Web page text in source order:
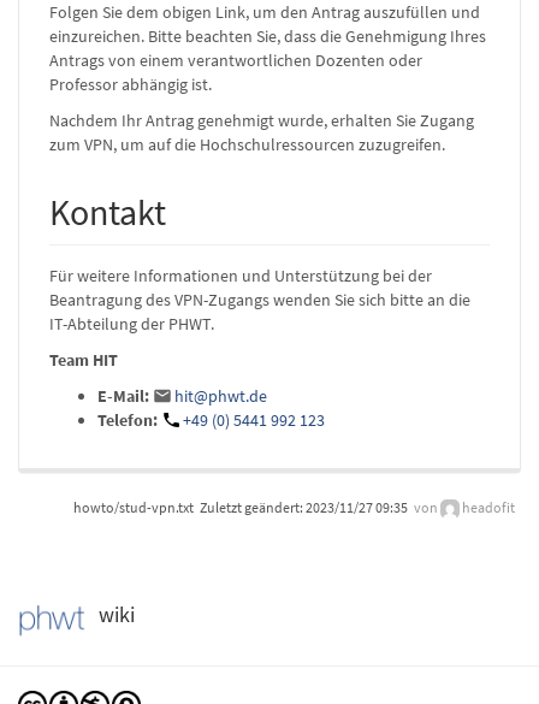
Folgen Sie dem obigen Link, um den Antrag auszufüllen und
einzureichen. Bitte beachten Sie, dass die Genehmigung Ihres
Antrags von einem verantwortlichen Dozenten oder
Professor abhängig ist.
Nachdem Ihr Antrag genehmigt wurde, erhalten Sie Zugang
zum VPN, um auf die Hochschulressourcen zuzugreifen.
Kontakt
Für weitere Informationen und Unterstützung bei der
Beantragung des VPN-Zugangs wenden Sie sich bitte an die
IT-Abteilung der PHWT.
Team HIT
E-Mail:
hit@phwt.de
Telefon:
+49 (0) 5441 992 123
howto/stud-vpn.txt Zuletzt geändert: 2023/11/27 09:35 von headofit
wiki